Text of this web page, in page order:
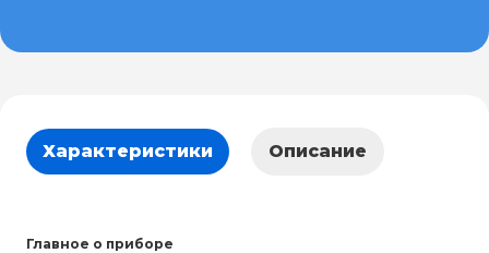
Характеристики Описание
Главное о приборе